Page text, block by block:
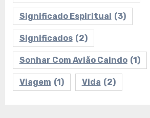
Significado Espiritual (3)
Significados (2)
Sonhar Com Avião Caindo (1)
Viagem (1) Vida (2)